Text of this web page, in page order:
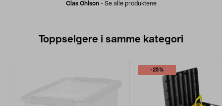
Clas Ohlson- Se alle produktene
Toppselgere i samme kategori
-25%